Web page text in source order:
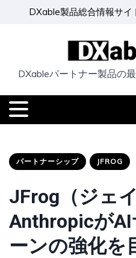
DXable製品総合情報サイ
DXableパートナー製品の
パートナーシップ JFROG
JFrog（ジェ
Anthropicが
ーンの強化を